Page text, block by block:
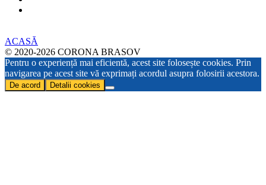
ACASĂ
© 2020-2026 CORONA BRASOV
Pentru o experiență mai eficientă, acest site folosește cookies. Prin
navigarea pe acest site vă exprimați acordul asupra folosirii acestora.
De acord Detalii cookies